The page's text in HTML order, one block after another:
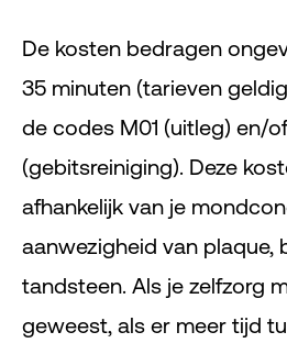
De kosten bedragen
35 minuten (tarieven
de codes M01 (uitleg) en/
(gebitsreiniging). Deze
afhankelijk van je
aanwezigheid van plaque,
tandsteen. Als je zelfzorg
geweest, als er meer tijd